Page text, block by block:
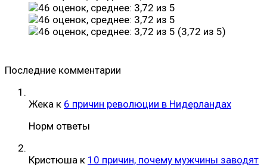
(3,72 из 5)
Последние комментарии
Жека к 6 причин революции в Нидерландах
Норм ответы
Кристюша к 10 причин, почему мужчины заводят